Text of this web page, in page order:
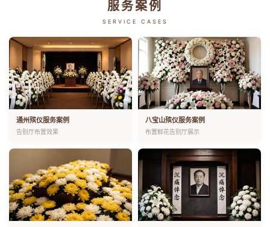
服务案例
SERVICE CASES
通州殡仪服务案例
告别厅布置效果
八宝山殡仪服务案例
布置鲜花告别厅展示